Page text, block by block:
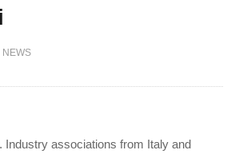
NEWS
Industry associations from Italy and